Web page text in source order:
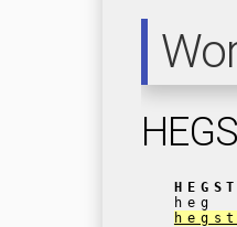
HEGST
heg
hegst